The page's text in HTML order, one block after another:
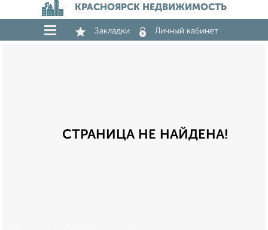
КРАСНОЯРСК НЕДВИЖИМОСТЬ
Закладки Личный кабинет
СТРАНИЦА НЕ НАЙДЕНА!